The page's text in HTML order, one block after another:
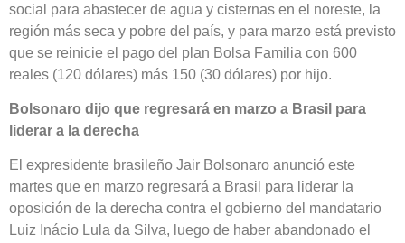
social para abastecer de agua y cisternas en el noreste, la
región más seca y pobre del país, y para marzo está previsto
que se reinicie el pago del plan Bolsa Familia con 600
reales (120 dólares) más 150 (30 dólares) por hijo.
Bolsonaro dijo que regresará en marzo a Brasil para
liderar a la derecha
El expresidente brasileño Jair Bolsonaro anunció este
martes que en marzo regresará a Brasil para liderar la
oposición de la derecha contra el gobierno del mandatario
Luiz Inácio Lula da Silva, luego de haber abandonado el